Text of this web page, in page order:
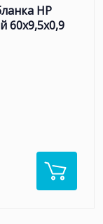
HP
60x9,5x0,9